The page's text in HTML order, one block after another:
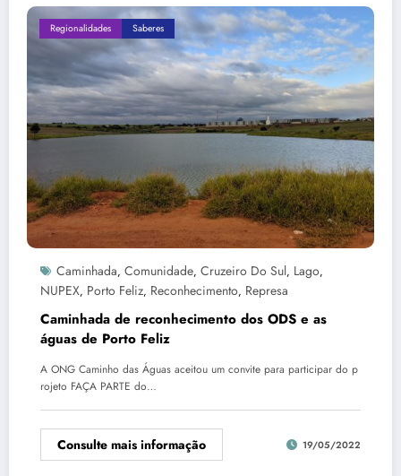
Regionalidades Saberes
Caminhada, Comunidade, Cruzeiro Do Sul, Lago,
NUPEX, Porto Feliz, Reconhecimento, Represa
Caminhada de reconhecimento dos ODS e as
águas de Porto Feliz
A ONG Caminho das Águas aceitou um convite para participar do p
rojeto FAÇA PARTE do…
Consulte mais informação 19/05/2022